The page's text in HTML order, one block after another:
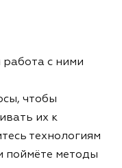
с ними
чтобы
их к
технологиям
поймёте методы